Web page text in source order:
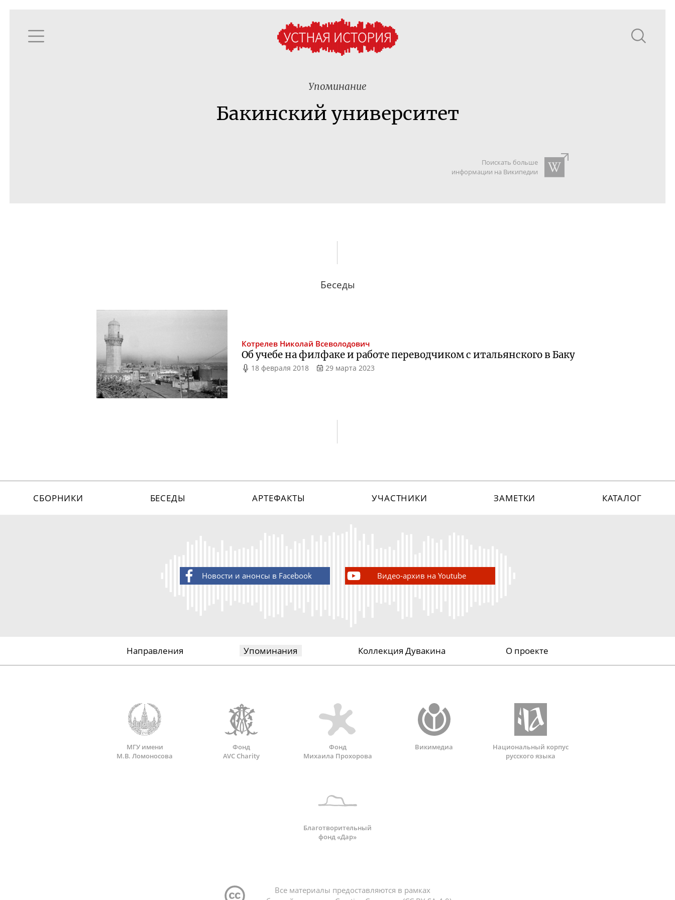
Упоминание
Бакинский университет
Поискать больше
информации на Википедии
Беседы
Котрелев Николай Всеволодович
Об учебе на филфаке и работе переводчиком с итальянского в Баку
18 февраля 2018 29 марта 2023
СБОРНИКИ БЕСЕДЫ АРТЕФАКТЫ УЧАСТНИКИ ЗАМЕТКИ КАТАЛОГ
Новости и анонсы в Facebook Видео-архив на Youtube
Направления Упоминания Коллекция Дувакина О проекте
МГУ имени
М.В. Ломоносова
Фонд
AVC Charity
Фонд
Михаила Прохорова
Викимедиа
Национальный корпус
русского языка
Благотворительный
фонд «Дар»
Все материалы предоставляются в рамках